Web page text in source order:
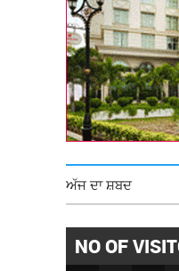
ਅੱਜ ਦਾ ਸ਼ਬਦ
NO OF